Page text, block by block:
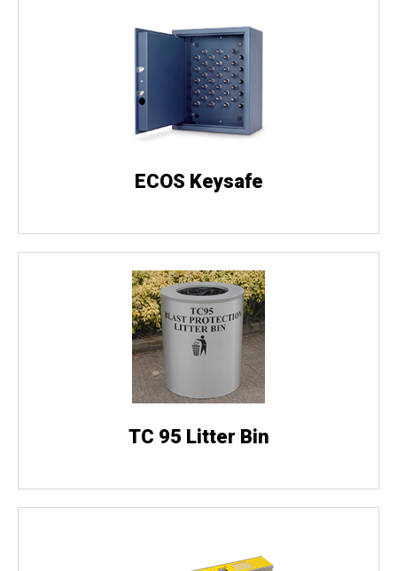
ECOS Keysafe
TC 95 Litter Bin